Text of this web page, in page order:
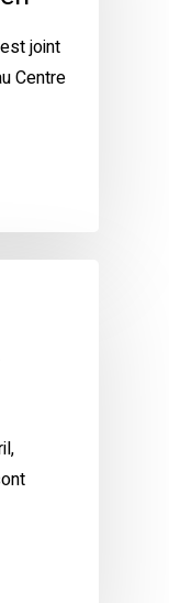
joint
Centre